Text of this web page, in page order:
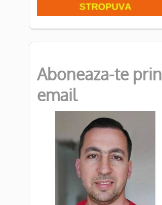
Aboneaza-te prin
email